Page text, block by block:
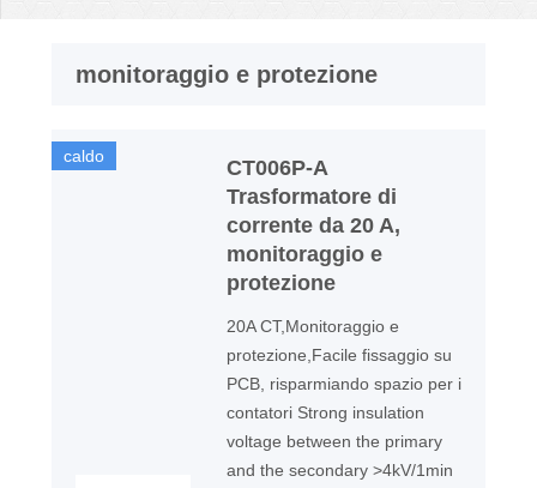
monitoraggio e protezione
caldo
CT006P-A
Trasformatore di
corrente da 20 A,
monitoraggio e
protezione
20A CT,Monitoraggio e
protezione,Facile fissaggio su
PCB, risparmiando spazio per i
contatori Strong insulation
voltage between the primary
and the secondary >4kV/1min